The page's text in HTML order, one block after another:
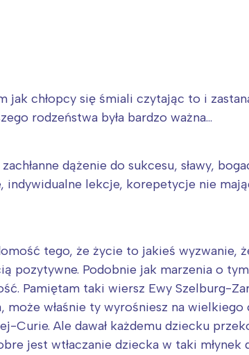
jak chłopcy się śmiali czytając to i
rodzeństwa była bardzo ważna…
dążenie do sukcesu, sławy,
indywidualne lekcje, korepetycje nie
tego, że życie to jakieś wyzwanie,
pozytywne. Podobnie jak marzenia o
Pamiętam taki wiersz Ewy Szelburg-
właśnie ty wyrośniesz na wielkiego
Curie. Ale dawał każdemu dziecku
jest wtłaczanie dziecka w taki młynek